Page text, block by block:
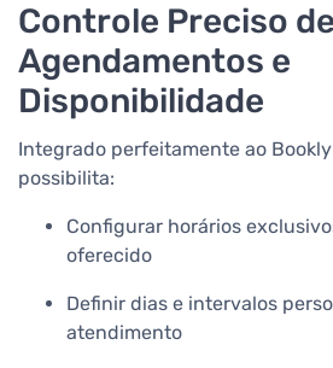
Controle Preciso de
Agendamentos e
Disponibilidade
Integrado perfeitamente ao Bookly
possibilita:
Configurar horários
oferecido
Definir dias e intervalos
atendimento